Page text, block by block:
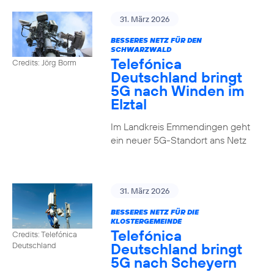
Credits: Jörg Borm
31. März 2026
BESSERES NETZ FÜR DEN
SCHWARZWALD
Telefónica
Deutschland bringt
5G nach Winden im
Elztal
Im Landkreis Emmendingen geht
ein neuer 5G-Standort ans Netz
Credits: Telefónica
Deutschland
31. März 2026
BESSERES NETZ FÜR DIE
KLOSTERGEMEINDE
Telefónica
Deutschland bringt
5G nach Scheyern